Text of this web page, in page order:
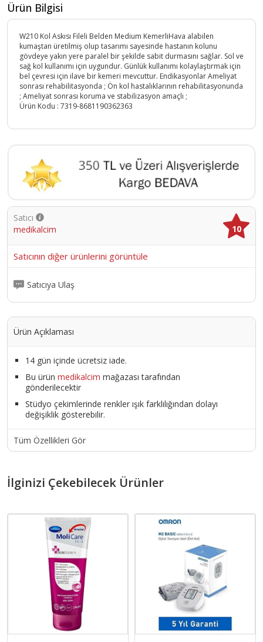
Ürün Bilgisi
W210 Kol Askısı Fileli Belden Medium KemerliHava alabilen
kumaştan üretilmiş olup tasarımı sayesinde hastanın kolunu
gövdeye yakın yere paralel bir şekilde sabit durmasını sağlar. Sol ve
sağ kol kullanımı için uygundur. Günlük kullanımı kolaylaştırmak için
bel çevresi için ilave bir kemeri mevcuttur. Endikasyonlar Ameliyat
sonrası rehabilitasyonda ; Ön kol hastalıklarının rehabilitasyonunda
; Ameliyat sonrası koruma ve stabilizasyon amaçlı ;
Ürün Kodu : 7319-8681190362363
Satıcı
medikalcim
10
Satıcının diğer ürünlerini görüntüle
Satıcıya Ulaş
Ürün Açıklaması
14 gün içinde ücretsiz iade.
Bu ürün medikalcim mağazası tarafından
gönderilecektir
Stüdyo çekimlerinde renkler ışık farklılığından dolayı
değişiklik gösterebilir.
Tüm Özellikleri Gör
İlginizi Çekebilecek Ürünler